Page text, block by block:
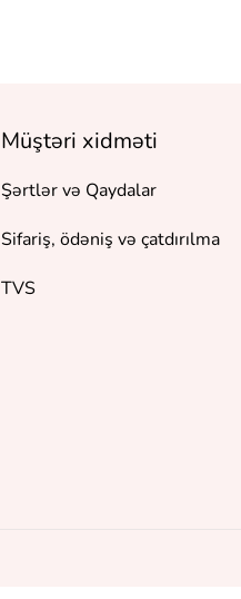
Müştəri xidməti
Şərtlər və Qaydalar
Sifariş, ödəniş və çatdırılma
TVS